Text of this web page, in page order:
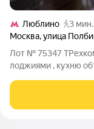
Люблино
3 мин.
Москва,улица
Лот № 75347
лоджиями , кухню
доступность до 2
. документы